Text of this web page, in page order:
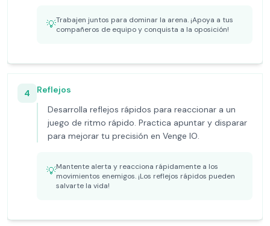
💡Trabajen juntos para dominar la arena. ¡Apoya a tus
compañeros de equipo y conquista a la oposición!
4
Reflejos
Desarrolla reflejos rápidos para reaccionar a un
juego de ritmo rápido. Practica apuntar y disparar
para mejorar tu precisión en Venge IO.
💡Mantente alerta y reacciona rápidamente a los
movimientos enemigos. ¡Los reflejos rápidos pueden
salvarte la vida!